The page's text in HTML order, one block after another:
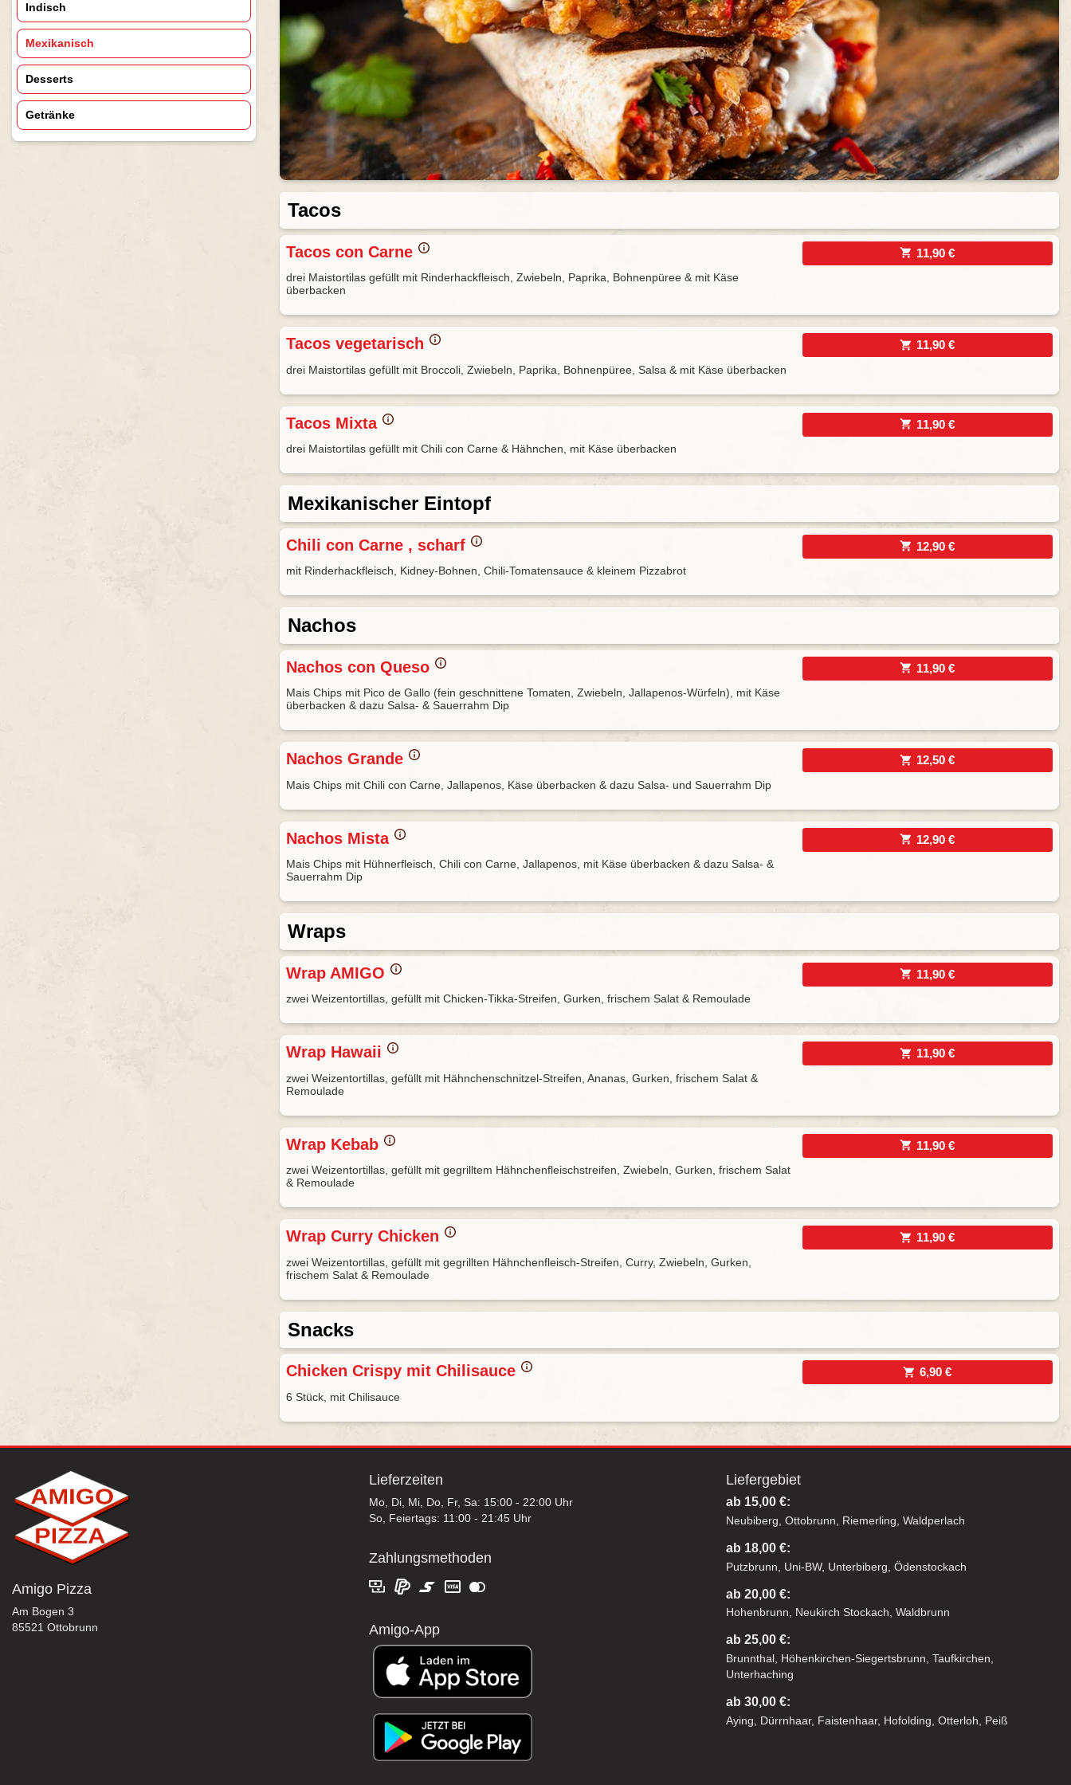
Indisch
Mexikanisch
Desserts
Getränke
Tacos
Tacos con Carne
drei Maistortilas gefüllt mit Rinderhackfleisch, Zwiebeln, Paprika, Bohnenpüree & mit Käse
überbacken
11,90 €
Tacos vegetarisch
drei Maistortilas gefüllt mit Broccoli, Zwiebeln, Paprika, Bohnenpüree, Salsa & mit Käse überbacken
11,90 €
Tacos Mixta
drei Maistortilas gefüllt mit Chili con Carne & Hähnchen, mit Käse überbacken
11,90 €
Mexikanischer Eintopf
Chili con Carne , scharf
mit Rinderhackfleisch, Kidney-Bohnen, Chili-Tomatensauce & kleinem Pizzabrot
12,90 €
Nachos
Nachos con Queso
Mais Chips mit Pico de Gallo (fein geschnittene Tomaten, Zwiebeln, Jallapenos-Würfeln), mit Käse
überbacken & dazu Salsa- & Sauerrahm Dip
11,90 €
Nachos Grande
Mais Chips mit Chili con Carne, Jallapenos, Käse überbacken & dazu Salsa- und Sauerrahm Dip
12,50 €
Nachos Mista
Mais Chips mit Hühnerfleisch, Chili con Carne, Jallapenos, mit Käse überbacken & dazu Salsa- &
Sauerrahm Dip
12,90 €
Wraps
Wrap AMIGO
zwei Weizentortillas, gefüllt mit Chicken-Tikka-Streifen, Gurken, frischem Salat & Remoulade
11,90 €
Wrap Hawaii
zwei Weizentortillas, gefüllt mit Hähnchenschnitzel-Streifen, Ananas, Gurken, frischem Salat &
Remoulade
11,90 €
Wrap Kebab
zwei Weizentortillas, gefüllt mit gegrilltem Hähnchenfleischstreifen, Zwiebeln, Gurken, frischem Salat
& Remoulade
11,90 €
Wrap Curry Chicken
zwei Weizentortillas, gefüllt mit gegrillten Hähnchenfleisch-Streifen, Curry, Zwiebeln, Gurken,
frischem Salat & Remoulade
11,90 €
Snacks
Chicken Crispy mit Chilisauce
6 Stück, mit Chilisauce
6,90 €
Amigo Pizza
Am Bogen 3
85521 Ottobrunn
Lieferzeiten
Mo, Di, Mi, Do, Fr, Sa: 15:00 - 22:00 Uhr
So, Feiertags: 11:00 - 21:45 Uhr
Zahlungsmethoden
Amigo-App
Liefergebiet
ab 15,00 €:
Neubiberg, Ottobrunn, Riemerling, Waldperlach
ab 18,00 €:
Putzbrunn, Uni-BW, Unterbiberg, Ödenstockach
ab 20,00 €:
Hohenbrunn, Neukirch Stockach, Waldbrunn
ab 25,00 €:
Brunnthal, Höhenkirchen-Siegertsbrunn, Taufkirchen,
Unterhaching
ab 30,00 €:
Aying, Dürrnhaar, Faistenhaar, Hofolding, Otterloh, Peiß